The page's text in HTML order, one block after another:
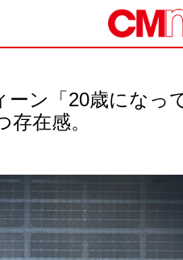
ン「20歳になっ
在感。